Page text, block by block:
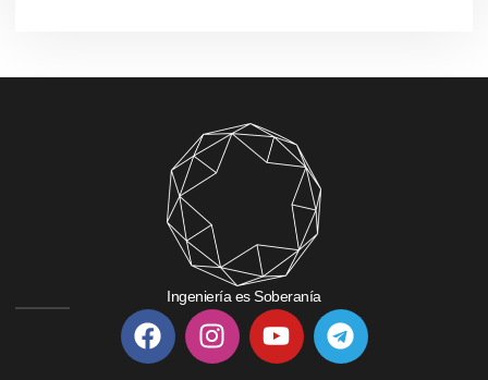
Ingeniería es Soberanía